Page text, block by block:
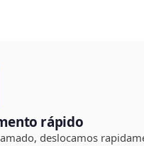
rápido
deslocamos